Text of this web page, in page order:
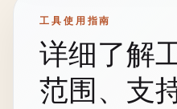
工具使用指南
详细了解
范围、支